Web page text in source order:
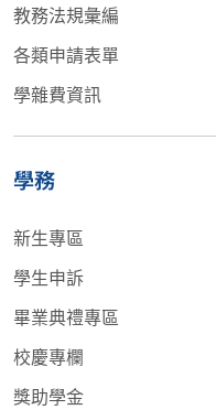
教務法規彙編
各類申請表單
學雜費資訊
學務
新生專區
學生申訴
畢業典禮專區
校慶專欄
獎助學金